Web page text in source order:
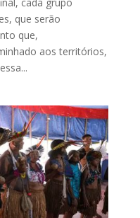
que serão
que,
aos territórios,